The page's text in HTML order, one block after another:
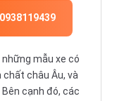
mẫu xe có
châu Âu, và
cạnh đó, các